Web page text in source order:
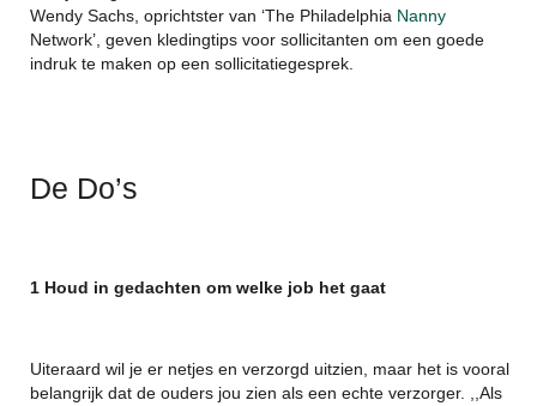
Wendy Sachs, oprichtster van ‘The Philadelphia Nanny
Network’, geven kledingtips voor sollicitanten om een goede
indruk te maken op een sollicitatiegesprek.
De Do’s
1 Houd in gedachten om welke job het gaat
Uiteraard wil je er netjes en verzorgd uitzien, maar het is vooral
belangrijk dat de ouders jou zien als een echte verzorger. ,,Als